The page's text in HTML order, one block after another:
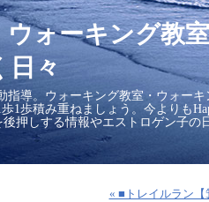
ウォーキング
日々
指導。ウォーキング教室・ウォー
1歩積み重ねましょう。今よりも
押しする情報やエストロゲン子の
« ■トレイルラン【